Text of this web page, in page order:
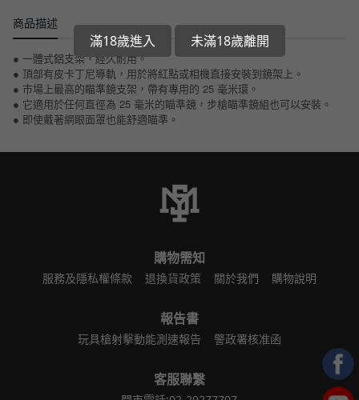
商品描述
● 一體式鋁支架，經久耐用。
● 頂部有皮卡丁尼導軌，用於將紅點或相機直接安裝到鏡架上。
● 市場上最高的瞄準鏡支架，帶有專用的 25 毫米環。
● 它適用於任何直徑為 25 毫米的瞄準鏡，步槍瞄準鏡組也可以安裝。
● 即使戴著網眼面罩也能舒適瞄準。
購物需知
服務及隱私權條款 退換貨政策 關於我們 購物說明
報告書
玩具槍射擊動能測速報告 警政署核准函
客服聯繫
滿18歲進入 未滿18歲離開